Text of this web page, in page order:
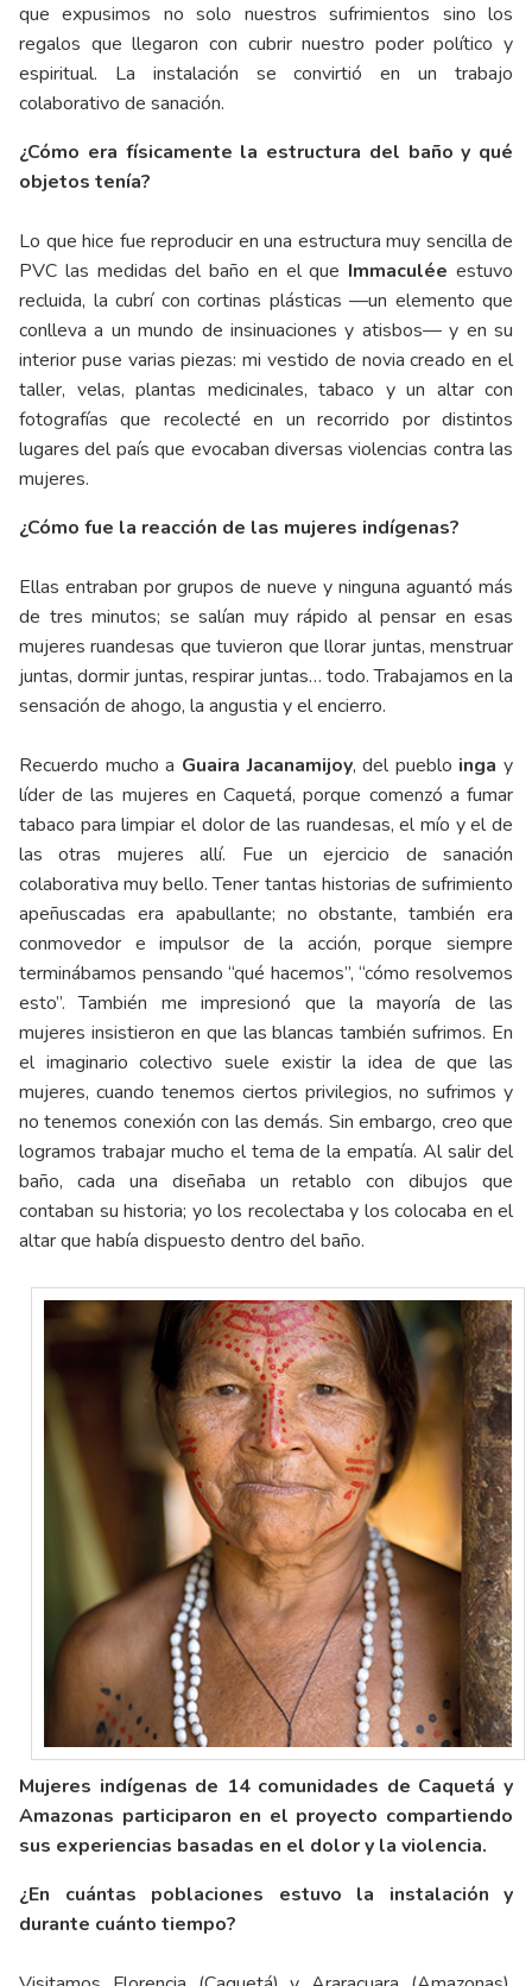
que expusimos no solo nuestros sufrimientos sino los
regalos que llegaron con cubrir nuestro poder político y
espiritual. La instalación se convirtió en un trabajo
colaborativo de sanación.
¿Cómo era físicamente la estructura del baño y qué
objetos tenía?
Lo que hice fue reproducir en una estructura muy sencilla de
PVC las medidas del baño en el que Immaculée estuvo
recluida, la cubrí con cortinas plásticas —un elemento que
conlleva a un mundo de insinuaciones y atisbos— y en su
interior puse varias piezas: mi vestido de novia creado en el
taller, velas, plantas medicinales, tabaco y un altar con
fotografías que recolecté en un recorrido por distintos
lugares del país que evocaban diversas violencias contra las
mujeres.
¿Cómo fue la reacción de las mujeres indígenas?
Ellas entraban por grupos de nueve y ninguna aguantó más
de tres minutos; se salían muy rápido al pensar en esas
mujeres ruandesas que tuvieron que llorar juntas, menstruar
juntas, dormir juntas, respirar juntas… todo. Trabajamos en la
sensación de ahogo, la angustia y el encierro.
Recuerdo mucho a Guaira Jacanamijoy, del pueblo inga y
líder de las mujeres en Caquetá, porque comenzó a fumar
tabaco para limpiar el dolor de las ruandesas, el mío y el de
las otras mujeres allí. Fue un ejercicio de sanación
colaborativa muy bello. Tener tantas historias de sufrimiento
apeñuscadas era apabullante; no obstante, también era
conmovedor e impulsor de la acción, porque siempre
terminábamos pensando “qué hacemos”, “cómo resolvemos
esto”. También me impresionó que la mayoría de las
mujeres insistieron en que las blancas también sufrimos. En
el imaginario colectivo suele existir la idea de que las
mujeres, cuando tenemos ciertos privilegios, no sufrimos y
no tenemos conexión con las demás. Sin embargo, creo que
logramos trabajar mucho el tema de la empatía. Al salir del
baño, cada una diseñaba un retablo con dibujos que
contaban su historia; yo los recolectaba y los colocaba en el
altar que había dispuesto dentro del baño.
Mujeres indígenas de 14 comunidades de Caquetá y
Amazonas participaron en el proyecto compartiendo
sus experiencias basadas en el dolor y la violencia.
¿En cuántas poblaciones estuvo la instalación y
durante cuánto tiempo?